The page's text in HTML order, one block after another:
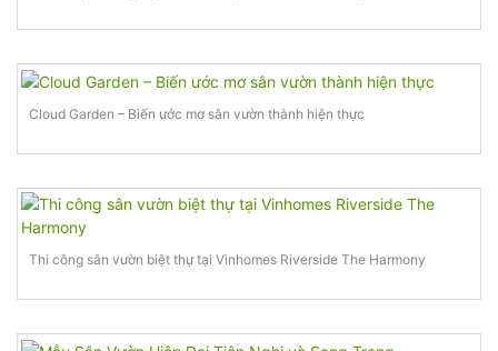
Cloud Garden – Biến ước mơ sân vườn thành hiện thực
Thi công sân vườn biệt thự tại Vinhomes Riverside The Harmony